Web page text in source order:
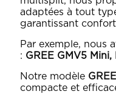
adaptées à tout
garantissant
Par exemple, nous
: GREE GMV5
Notre modèle
compacte et